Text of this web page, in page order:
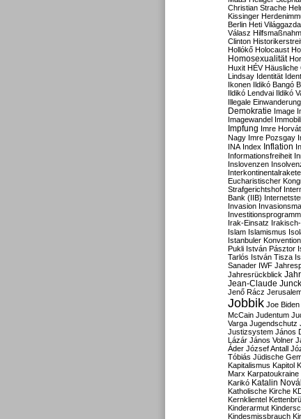
Christian Strache
Kissinger
Berlin Heti
Válasz
Clinton
Hollókő Holocaust
Homosexualität
Huxit HÉV Häusliche
Lindsay Identität
Ikonen Ildikó Bangó
Ildikó Lendvai Ildikó
Illegale Einwanderung
Demokratie Image
Imagewandel
Impfung Imre
Nagy Imre Pozsgay
INA Index Inflation
Informationsfreiheit
Inslovenzen
Eucharistischer
Strafgerichtshof
Bank (IIB)
Invasion
Irak-Einsatz
Islam Islamismus
Istanbuler Konvention
Pukli István Pásztor
Tarlós István Tisza
Sanader IWF
Jahresrückblick
Jean-Claude
Jenő Rácz
Jobbik Joe Biden
McCain Judentum
Varga Jugendschutz
Justizsystem János
Lázár János Volner
Áder József Antall
Tóbiás Jüdische
Kapitalismus Kapitol
Marx Karpatoukraine
Karikó Katalin
Katholische Kirche
Kernklientel
Kinderarmut
Kindesmissbrauch